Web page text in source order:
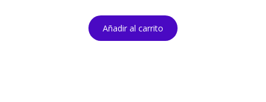
Añadir al carrito